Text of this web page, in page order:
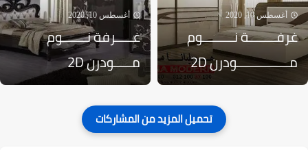
أغسطس 10, 2020
غرفــــــــة نـــــــــوم
مـــــــــــــــودرن 2D
أغسطس 10, 2020
غـــــرفة نـــــــوم
مـــــودرن 2D